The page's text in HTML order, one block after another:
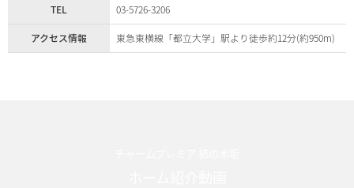
TEL
03-5726-3206
アクセス情報
東急東横線「都立大学」駅より徒歩約12分(約950m)